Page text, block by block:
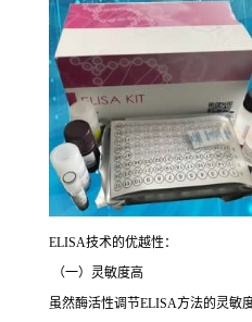
ELISA技术的优越性：
（一）灵敏度高
虽然酶活性调节ELISA方法的灵敏